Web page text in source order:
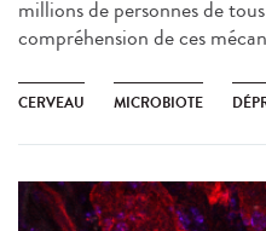
millions de personnes de
compréhension de ces
CERVEAU MICROBIOTE